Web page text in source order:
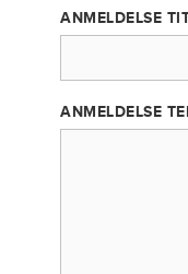
ANMELDELSE
ANMELDELSE